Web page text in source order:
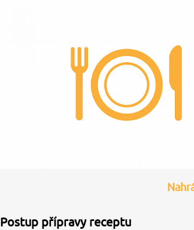
Postup přípravy receptu